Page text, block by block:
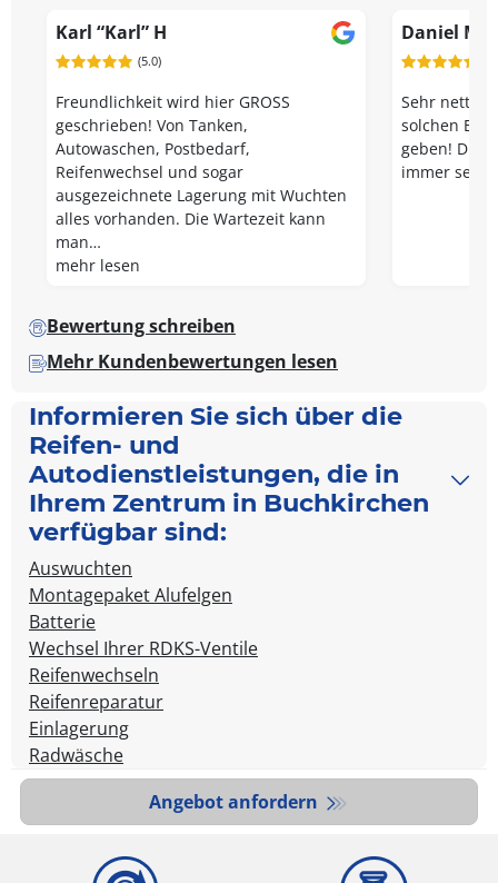
Karl “Karl” H
(5.0)
Freundlichkeit wird hier GROSS
geschrieben! Von Tanken,
Autowaschen, Postbedarf,
Reifenwechsel und sogar
ausgezeichnete Lagerung mit Wuchten
alles vorhanden. Die Wartezeit kann
man…
mehr lesen
Daniel
Sehr netter
solchen
geben! Die
immer sehr
Bewertung schreiben
Mehr Kundenbewertungen lesen
Informieren Sie sich über die
Reifen- und
Autodienstleistungen, die in
Ihrem Zentrum in Buchkirchen
verfügbar sind:
Auswuchten
Montagepaket Alufelgen
Batterie
Wechsel Ihrer RDKS-Ventile
Reifenwechseln
Reifenreparatur
Einlagerung
Radwäsche
Angebot anfordern